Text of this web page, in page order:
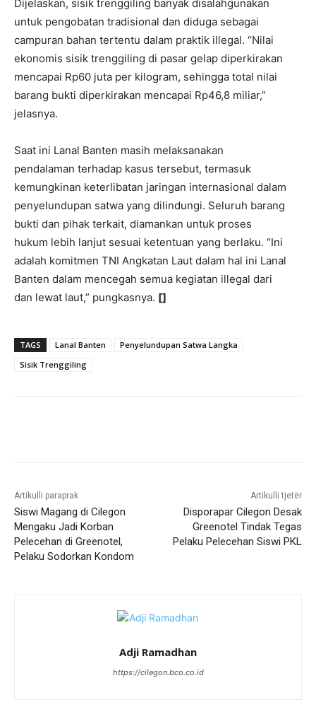
Dijelaskan, sisik trenggiling banyak disalahgunakan
untuk pengobatan tradisional dan diduga sebagai
campuran bahan tertentu dalam praktik illegal. “Nilai
ekonomis sisik trenggiling di pasar gelap diperkirakan
mencapai Rp60 juta per kilogram, sehingga total nilai
barang bukti diperkirakan mencapai Rp46,8 miliar,”
jelasnya.
Saat ini Lanal Banten masih melaksanakan
pendalaman terhadap kasus tersebut, termasuk
kemungkinan keterlibatan jaringan internasional dalam
penyelundupan satwa yang dilindungi. Seluruh barang
bukti dan pihak terkait, diamankan untuk proses
hukum lebih lanjut sesuai ketentuan yang berlaku. “Ini
adalah komitmen TNI Angkatan Laut dalam hal ini Lanal
Banten dalam mencegah semua kegiatan illegal dari
dan lewat laut,” pungkasnya. []
TAGS Lanal Banten
Penyelundupan Satwa Langka
Sisik Trenggiling
Artikulli paraprak
Siswi Magang di Cilegon
Mengaku Jadi Korban
Pelecehan di Greenotel,
Pelaku Sodorkan Kondom
Artikulli tjetër
Disporapar Cilegon Desak
Greenotel Tindak Tegas
Pelaku Pelecehan Siswi PKL
Adji Ramadhan
https://cilegon.bco.co.id